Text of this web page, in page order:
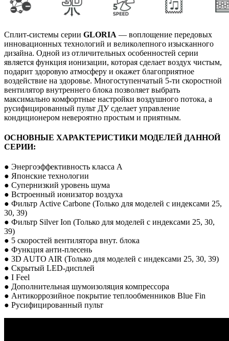
Сплит-системы серии GLORIA — воплощение передовых
инновационных технологий и великолепного изысканного
дизайна. Одной из отличительных особенностей серии
является функция ионизации, которая сделает воздух чистым,
подарит здоровую атмосферу и окажет благоприятное
воздействие на здоровье. Многоступенчатый 5-ти скоростной
вентилятор внутреннего блока позволяет выбрать
максимально комфортные настройки воздушного потока, а
русифицированный пульт ДУ сделает управление
кондиционером невероятно простым и приятным.
ОСНОВНЫЕ ХАРАКТЕРИСТИКИ МОДЕЛЕЙ ДАННОЙ
СЕРИИ:
● Энергоэффективность класса А
● Японские технологии
● Супернизкий уровень шума
● Встроенный ионизатор воздуха
● Фильтр Active Carbone (Только для моделей с индексами 25,
30, 39)
● Фильтр Silver Ion (Только для моделей с индексами 25, 30,
39)
● 5 скоростей вентилятора внут. блока
● Функция анти-плесень
● 3D AUTO AIR (Только для моделей с индексами 25, 30, 39)
● Скрытый LED-дисплей
● I Feel
● Дополнительная шумоизоляция компрессора
● Антикоррозийное покрытие теплообменников Blue Fin
● Русифицированный пульт